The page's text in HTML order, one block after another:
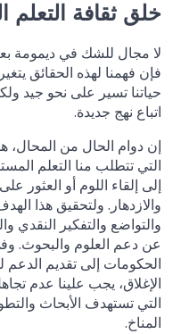
خلق ثقافة
لا مجال للشك في ديمومة
فإن فهمنا لهذه الحقائق
حياتنا تسير على نحو جيد
اتباع نهج جديدة.
إن دوام الحال من المحال،
التي تتطلب منا التعلم
إلى إلقاء اللوم أو العثور
والازدهار. ولتحقيق هذا
والتواضع والتفكير النقدي
عن دعم العلوم والبحوث.
الحكومات إلى تقديم
الإغلاق، يجب علينا عدم
التي تستهدف الأبحاث
المناخ.